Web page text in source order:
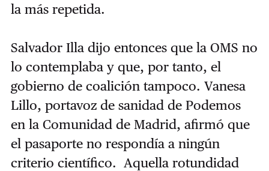
la más repetida.
Salvador Illa dijo entonces que la OMS no
lo contemplaba y que, por tanto, el
gobierno de coalición tampoco. Vanesa
Lillo, portavoz de sanidad de Podemos
en la Comunidad de Madrid, afirmó que
el pasaporte no respondía a ningún
criterio científico. Aquella rotundidad